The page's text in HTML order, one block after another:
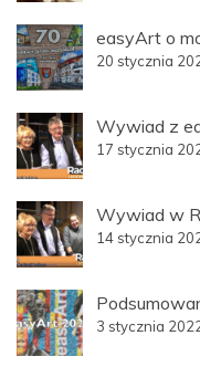
easyArt o
20 stycznia
Wywiad z
17 stycznia
Wywiad w
14 stycznia
3 stycznia